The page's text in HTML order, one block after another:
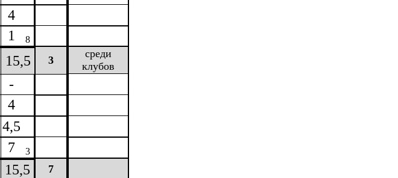
4
1 8
15,5 3
среди
клубов
-
4
4,5
7 3
15,5
7